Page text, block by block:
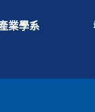
業學系